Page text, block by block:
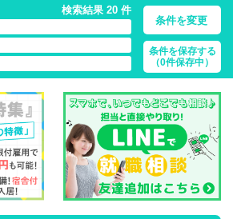
検索結果 20 件
条件を変更
条件を保存する
（0件保存中）
パート・応援ナース・派遣の 看護師求
覧